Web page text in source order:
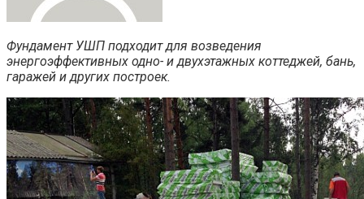
Фундамент УШП подходит для возведения
энергоэффективных одно- и двухэтажных коттеджей, бань,
гаражей и других построек.